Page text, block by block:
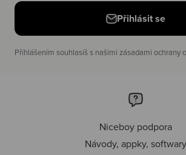
Přihlásit se
Příhlášením souhlasíš s našimi zásadami ochrany
Niceboy podpora
Návody, appky, softwary